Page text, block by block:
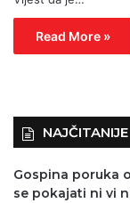
Read More »
NAJČITANIJE
Gospina poruka
se pokajati ni vi